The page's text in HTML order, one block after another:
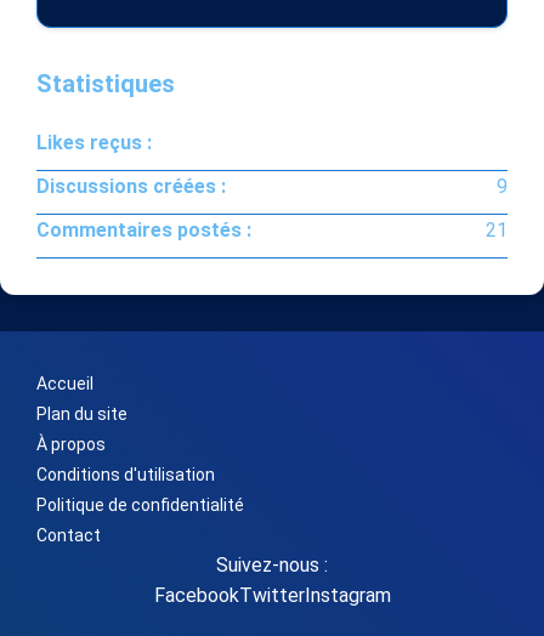
Statistiques
Likes reçus :
Discussions créées :
9
Commentaires postés :
21
Accueil
Plan du site
À propos
Conditions d'utilisation
Politique de confidentialité
Contact
Suivez-nous :
FacebookTwitterInstagram